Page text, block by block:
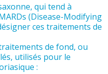
qui tend à
(Disease-Modifying
ces traitements de
de fond, ou
utilisés pour le
: